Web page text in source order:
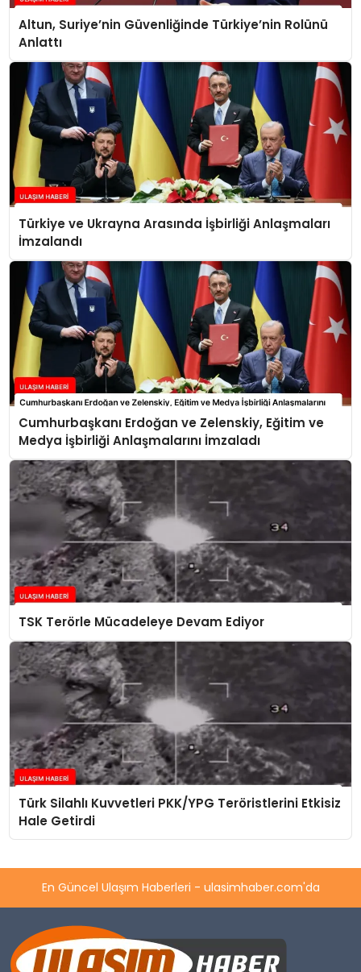
Altun, Suriye’nin Güvenliğinde Türkiye’nin Rolünü
Anlattı
Türkiye ve Ukrayna Arasında İşbirliği Anlaşmaları
İmzalandı
Cumhurbaşkanı Erdoğan ve Zelenskiy, Eğitim ve
Medya İşbirliği Anlaşmalarını İmzaladı
TSK Terörle Mücadeleye Devam Ediyor
Türk Silahlı Kuvvetleri PKK/YPG Teröristlerini Etkisiz
Hale Getirdi
En Güncel Ulaşım Haberleri - ulasimhaber.com'da